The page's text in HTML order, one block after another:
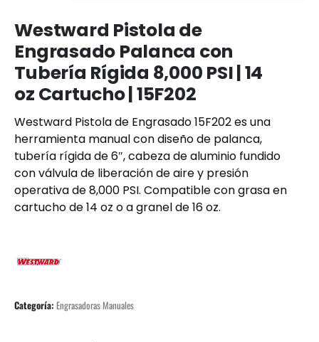
Westward Pistola de
Engrasado Palanca con
Tubería Rígida 8,000 PSI | 14
oz Cartucho | 15F202
Westward Pistola de Engrasado 15F202 es una
herramienta manual con diseño de palanca,
tubería rígida de 6″, cabeza de aluminio fundido
con válvula de liberación de aire y presión
operativa de 8,000 PSI. Compatible con grasa en
cartucho de 14 oz o a granel de 16 oz.
Categoría:Engrasadoras Manuales